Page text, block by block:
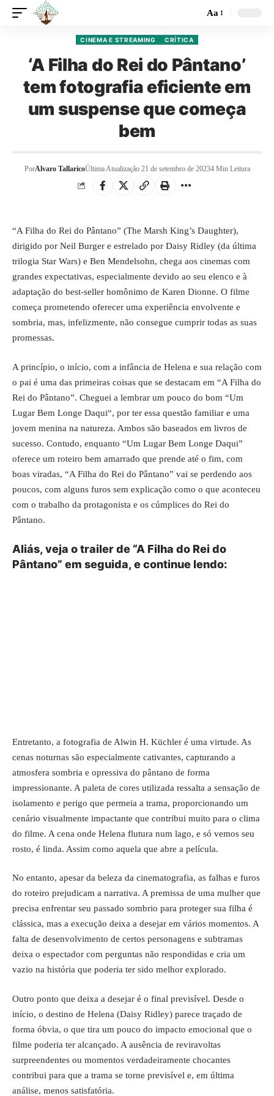
Aa
CINEMA E STREAMING CRÍTICA
‘A Filha do Rei do Pântano’
tem fotografia eficiente em
um suspense que começa
bem
PorAlvaro TallaricoÚltima Atualização 21 de setembro de 20234 Min Leitura
“A Filha do Rei do Pântano” (The Marsh King’s Daughter),
dirigido por Neil Burger e estrelado por Daisy Ridley (da última
trilogia Star Wars) e Ben Mendelsohn, chega aos cinemas com
grandes expectativas, especialmente devido ao seu elenco e à
adaptação do best-seller homônimo de Karen Dionne. O filme
começa prometendo oferecer uma experiência envolvente e
sombria, mas, infelizmente, não consegue cumprir todas as suas
promessas.
A princípio, o início, com a infância de Helena e sua relação com
o pai é uma das primeiras coisas que se destacam em “A Filha do
Rei do Pântano”. Cheguei a lembrar um pouco do bom “Um
Lugar Bem Longe Daqui“, por ter essa questão familiar e uma
jovem menina na natureza. Ambos são baseados em livros de
sucesso. Contudo, enquanto “Um Lugar Bem Longe Daqui”
oferece um roteiro bem amarrado que prende até o fim, com
boas viradas, “A Filha do Rei do Pântano” vai se perdendo aos
poucos, com alguns furos sem explicação como o que aconteceu
com o trabalho da protagonista e os cúmplices do Rei do
Pântano.
Aliás, veja o trailer de “A Filha do Rei do
Pântano” em seguida, e continue lendo:
Entretanto, a fotografia de Alwin H. Küchler é uma virtude. As
cenas noturnas são especialmente cativantes, capturando a
atmosfera sombria e opressiva do pântano de forma
impressionante. A paleta de cores utilizada ressalta a sensação de
isolamento e perigo que permeia a trama, proporcionando um
cenário visualmente impactante que contribui muito para o clima
do filme. A cena onde Helena flutura num lago, e só vemos seu
rosto, é linda. Assim como aquela que abre a película.
No entanto, apesar da beleza da cinematografia, as falhas e furos
do roteiro prejudicam a narrativa. A premissa de uma mulher que
precisa enfrentar seu passado sombrio para proteger sua filha é
clássica, mas a execução deixa a desejar em vários momentos. A
falta de desenvolvimento de certos personagens e subtramas
deixa o espectador com perguntas não respondidas e cria um
vazio na história que poderia ter sido melhor explorado.
Outro ponto que deixa a desejar é o final previsível. Desde o
início, o destino de Helena (Daisy Ridley) parece traçado de
forma óbvia, o que tira um pouco do impacto emocional que o
filme poderia ter alcançado. A ausência de reviravoltas
surpreendentes ou momentos verdadeiramente chocantes
contribui para que a trama se torne previsível e, em última
análise, menos satisfatória.